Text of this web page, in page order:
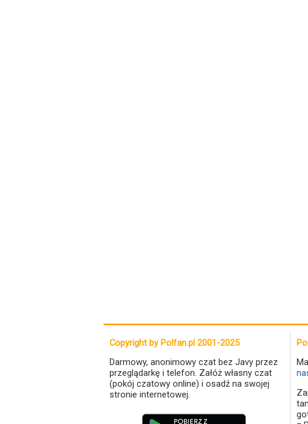
Copyright by Polfan.pl 2001-2025
Darmowy, anonimowy czat bez Javy przez
przeglądarkę i telefon. Załóż własny czat
(pokój czatowy online) i osadź na swojej
stronie internetowej.